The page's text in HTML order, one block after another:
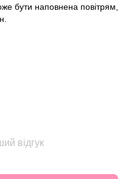
бути наповнена повітрям,
відгук